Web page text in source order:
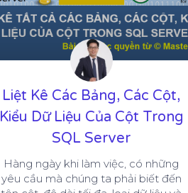
Liệt Kê Các Bảng, Các Cột,
Kiểu Dữ Liệu Của Cột Trong
SQL Server
Hàng ngày khi làm việc, có những
yêu cầu mà chúng ta phải biết đến